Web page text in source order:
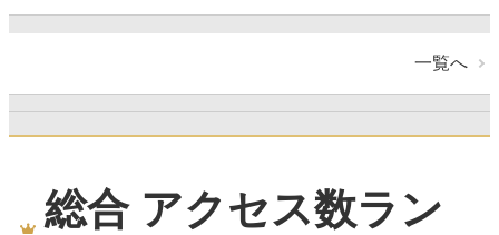
一覧へ
総合 アクセス数ラン